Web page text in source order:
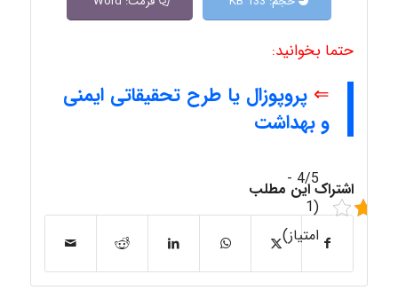
حتما بخوانید:
⇐ پروپوزال یا طرح تحقیقاتی ایمنی
و بهداشت
اشتراک این مطلب
4/5 -
(1
امتیاز)